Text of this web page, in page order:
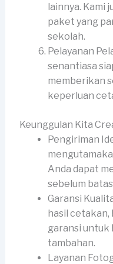
lainnya. Kami
paket yang
sekolah.
Pelayanan
senantiasa
memberikan
keperluan
Keunggulan Kita
Pengiriman
Anda dapat
sebelum
Garansi
hasil cetakan,
garansi untuk
tambahan.
Layanan